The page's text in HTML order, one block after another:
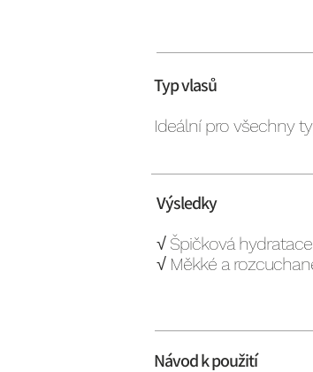
Typ vlasů
Ideální pro všechny
Výsledky
√ Špičková hydratace
√ Měkké a
Návod k použití